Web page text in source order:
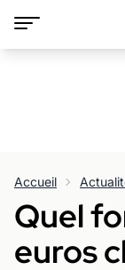
Accueil
Quel
euros